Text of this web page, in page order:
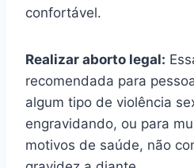
confortável.
Realizar aborto legal:
recomendada para
algum tipo de violência
engravidando, ou para
motivos de saúde, não